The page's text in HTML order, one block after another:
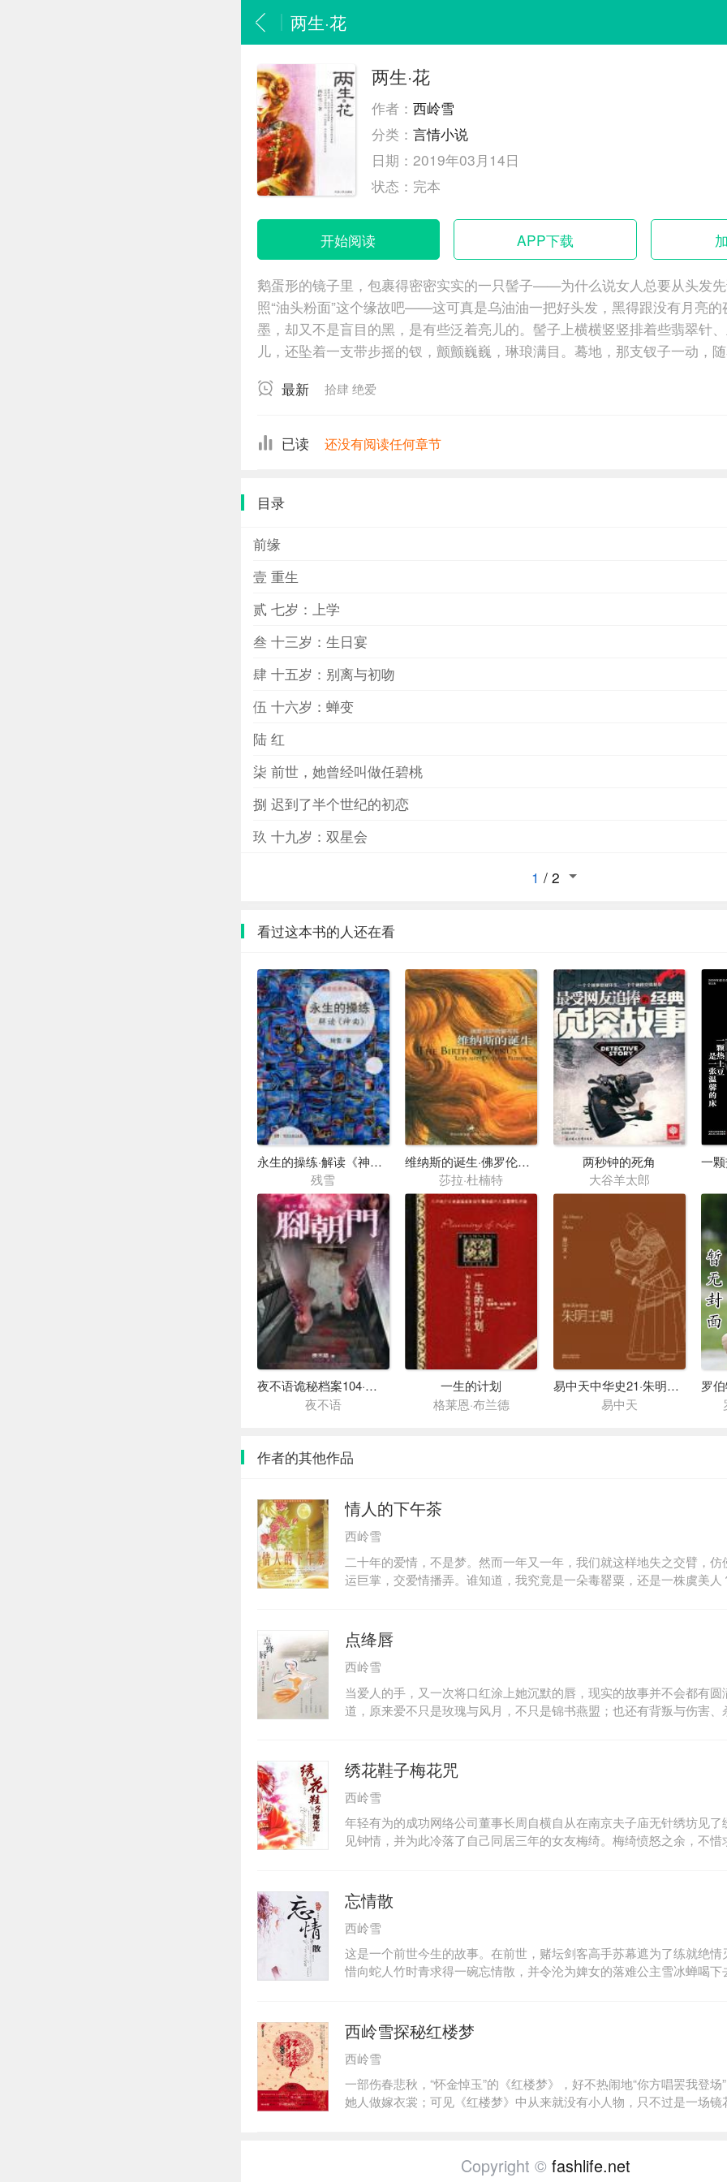
两生·花
两生·花
作者：西岭雪
分类：言情小说
日期：2019年03月14日
状态： 完本
开始阅读 APP下载
鹅蛋形的镜子里，包裹得密密实实的一只髻子——为什么说女人总要从头发
照“油头粉面”这个缘故吧——这可真是乌油油一把好头发，黑得跟没有月亮的
墨，却又不是盲目的黑，是有些泛着亮儿的。髻子上横横竖竖排着些翡翠针
儿，还坠着一支带步摇的钗，颤颤巍巍，琳琅满目。蓦地，那支钗子一动，
绽放，嗔的时候也必有万种风情。长可入鬓的双眉略微有些参差，应着“左高
汪着一包泪，随便向人一睃，便似有千言万语说不尽……
最新 拾肆 绝爱
已读 还没有阅读任何章节
目录
前缘
壹 重生
贰 七岁：上学
叁 十三岁：生日宴
肆 十五岁：别离与初吻
伍 十六岁：蝉变
陆 红
柒 前世，她曾经叫做任碧桃
捌 迟到了半个世纪的初恋
玖 十九岁：双星会
1 / 2
看过这本书的人还在看
永生的操练·解读《神曲》
残雪
维纳斯的诞生·佛罗伦萨的爱与死
莎拉·杜楠特
两秒钟的死角
大谷羊太郎
夜不语诡秘档案104·脚朝门
夜不语
一生的计划
格莱恩·布兰德
易中天中华史21·朱明王朝
易中天
作者的其他作品
情人的下午茶
西岭雪
二十年的爱情，不是梦。然而一年又一年，我们就这样地失之交臂，
运巨掌，交爱情播弄。谁知道，我究竟是一朵毒罂粟，还是一株虞美
船，案上还细细地点了一炉沉香屑，但是，你为什么还不来呢？多少
情人节，我惟一的愿望，便是守住一杯茶一炉香，与你共度一个下午
里呢？
点绛唇
西岭雪
当爱人的手，又一次将口红涂上她沉默的唇，现实的故事并不会都有
道，原来爱不只是玫瑰与风月，不只是锦书燕盟；也还有背叛与伤害
绣花鞋子梅花咒
西岭雪
年轻有为的成功网络公司董事长周自横自从在南京夫子庙无针绣坊见
见钟情，并为此冷落了自己同居三年的女友梅绮。梅绮愤怒之余，不
情都离开自己而去，心灰意冷，遂决绝地从十二楼上一跃而下!与此同
周自横在精神病院里偶遇了死去多年的父亲，并且，洛红尘竟然称他为
洛家的恩怨一层层解开，周自横与洛红尘的身份几经改写，从同父异
的有缘人，经过了几起几落的大喜，大悲之后，他们真正的血缘关系
红尘再也经不住这人伦惨剧的打击，赤着一双脚旋风般地逃出了周家的
忘情散
西岭雪
这是一个前世今生的故事。在前世，赌坛剑客高手苏幕遮为了练就绝
惜向蛇人竹时青求得一碗忘情散，并令沦为婢女的落难公主雪冰蝉喝
动要了他的命，使他在错愕间被对手一剑劈死。不知经了多少年多少
是个不折不扣的倒霉鬼，做什么败什么，蛇人竹叶青的后人告诉他除
清楚地记忆起前世的一切，并真心宽恕，他的运气才可以好转。苏幕
求雪冰蝉，然而随着前世记忆的日渐复苏，雪冰蝉越来越痛苦。而苏
的自己有多么无情遂宁可自我惩罚，一世落魄，都不愿意再连累冰蝉!
情，是无论对方做过什么，你都会真心宽恕。一旦爱过，永不怨恨！
西岭雪探秘红楼梦
西岭雪
一部伤春悲秋，“怀金悼玉”的《红楼梦》，好不热闹地“你方唱罢我登场
她人做嫁衣裳；可见《红楼梦》中从来就没有小人物，只不过是一场
Copyright © fashlife.net